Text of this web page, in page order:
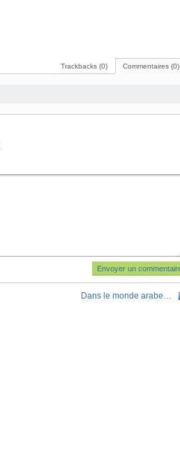
Commentaires (0)
Trackbacks (0)
Dans le monde arabe…